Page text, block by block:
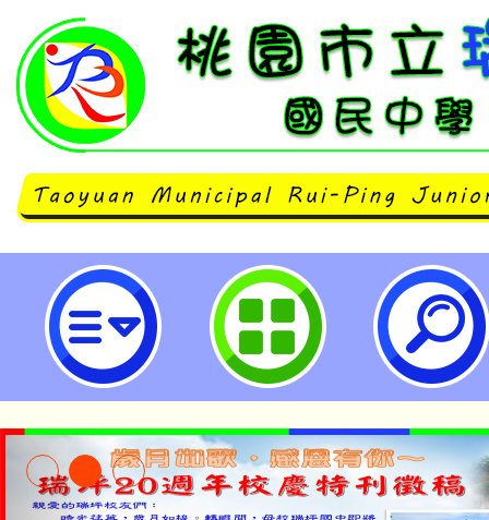
有關本局委請大華國小辦理「113
生事務與輔導工作生命教育『自殺
事件處遇-桃園市立瑞坪國民中學